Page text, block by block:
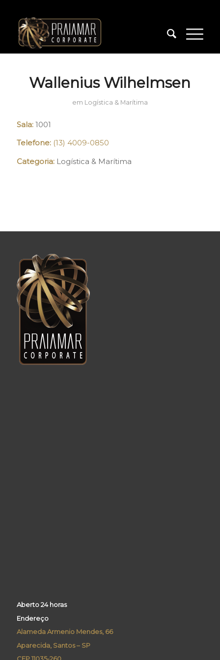
Wallenius Wilhelmsen
em Logística & Marítima
Sala: 1001
Telefone: (13) 4009-0850
Categoria: Logística & Marítima
Aberto 24 horas
Endereço
Alameda Armenio Mendes, 66
Aparecida, Santos – SP